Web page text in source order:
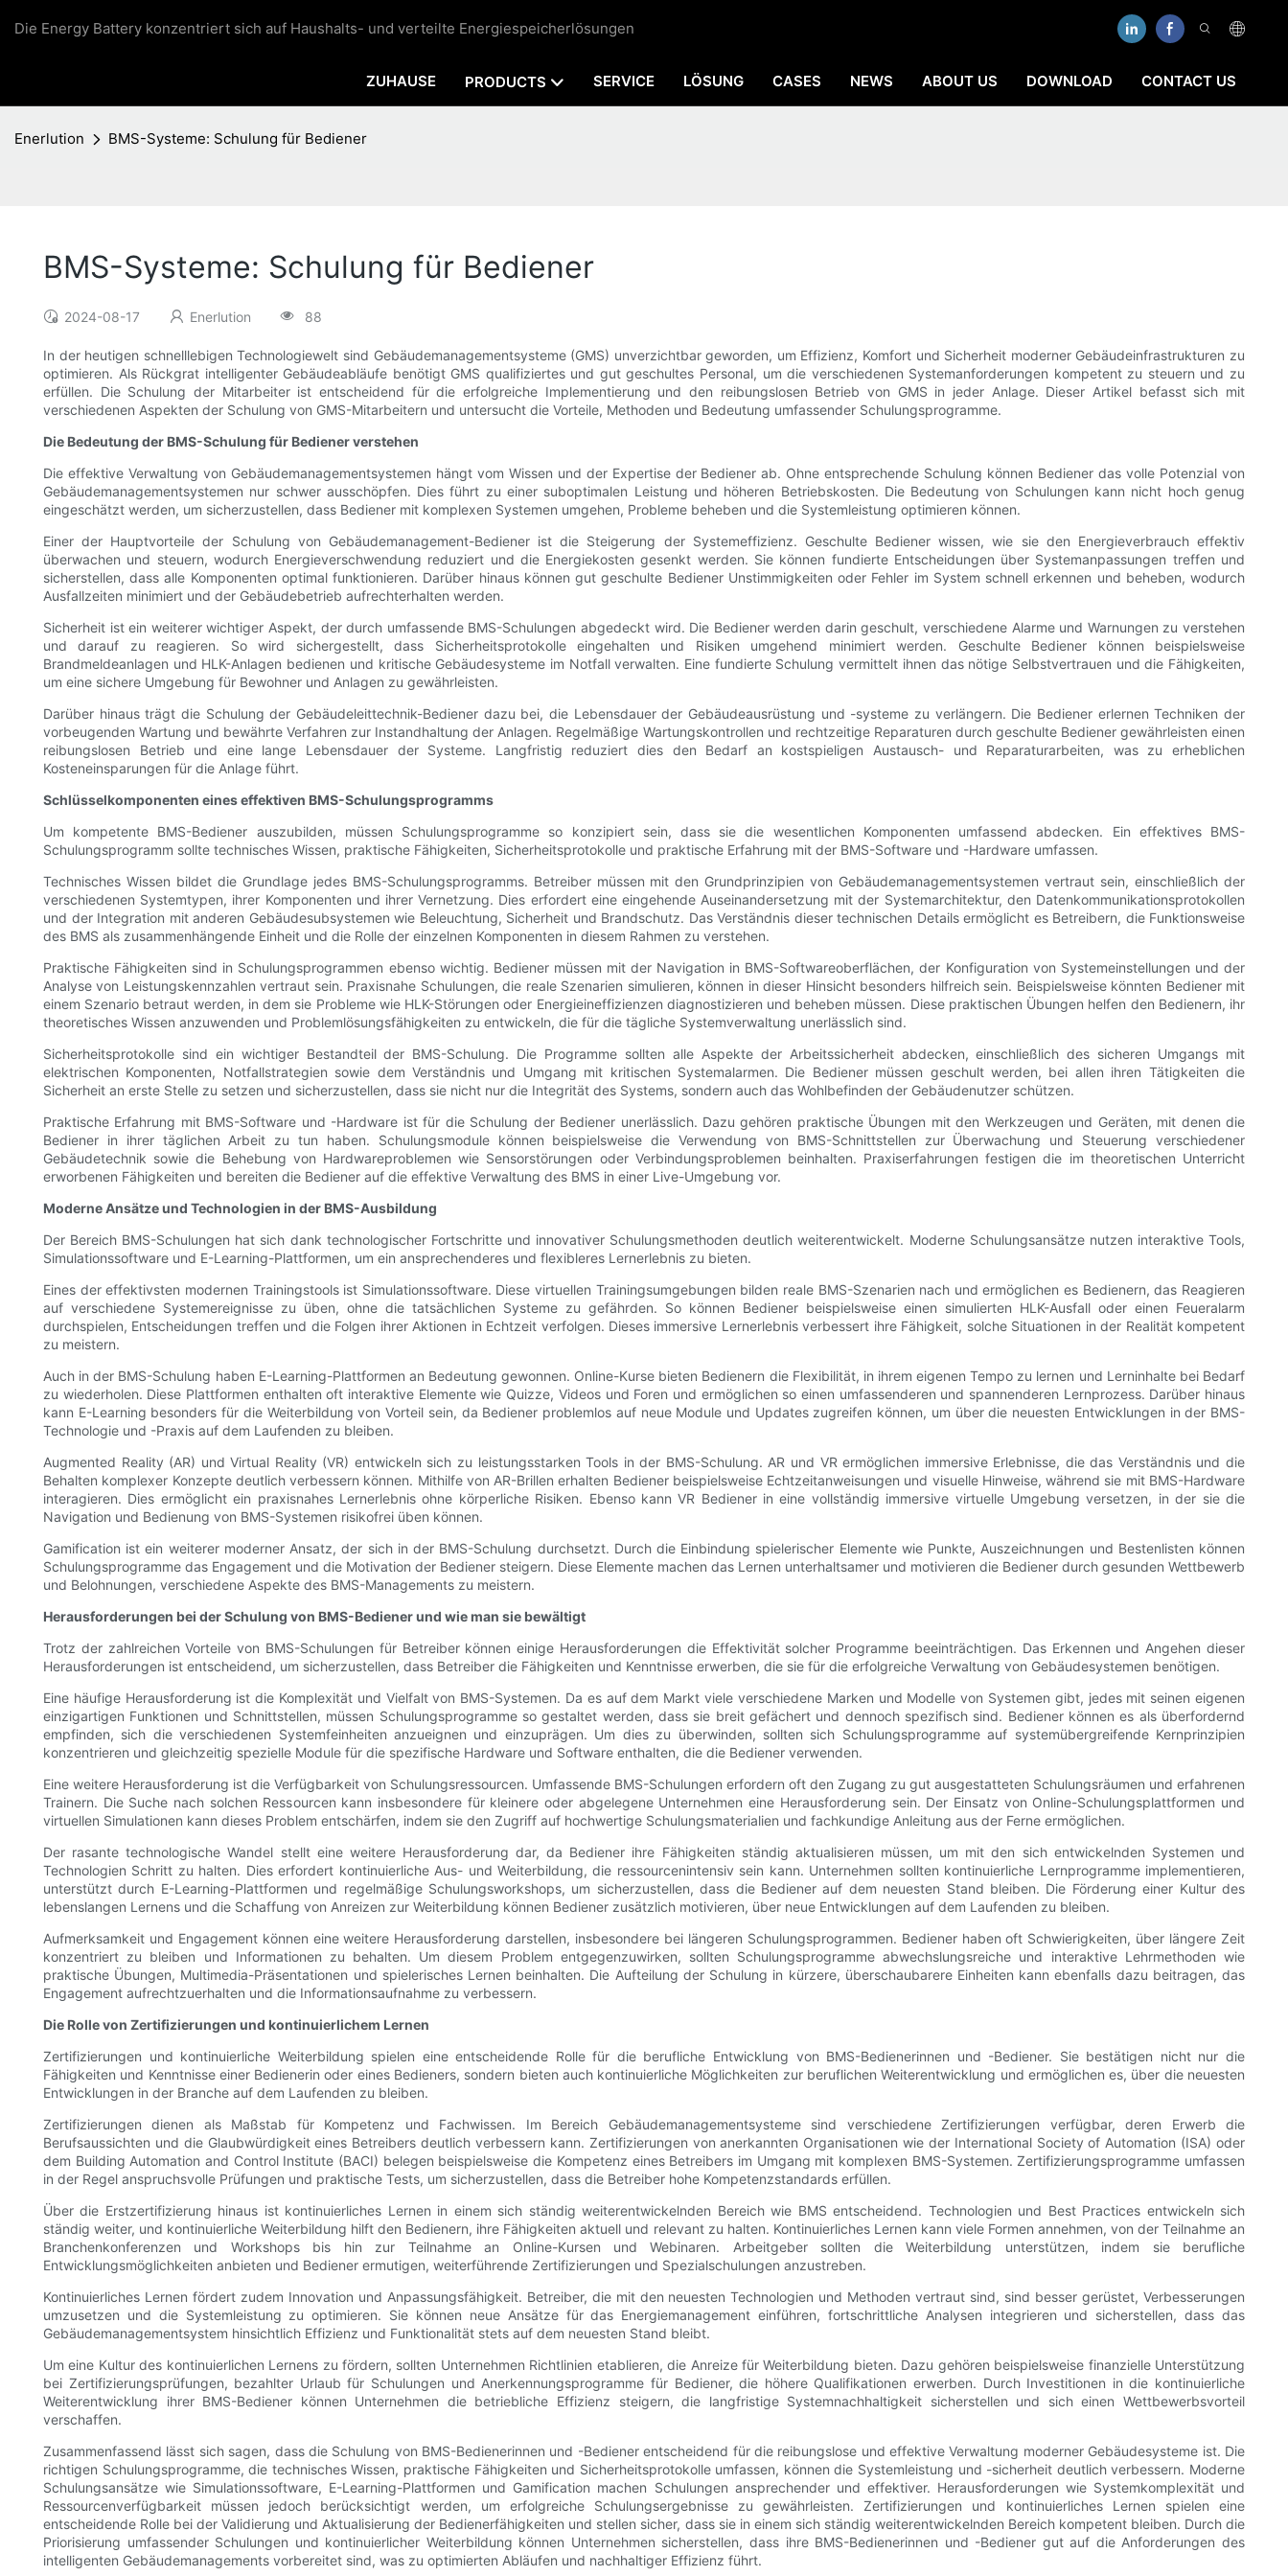
Die Energy Battery konzentriert sich auf Haushalts- und verteilte Energiespeicherlösungen
ZUHAUSE PRODUCTS SERVICE LÖSUNG CASES NEWS ABOUT US DOWNLOAD CONTACT US
Enerlution BMS-Systeme: Schulung für Bediener
BMS-Systeme: Schulung für Bediener
2024-08-17 Enerlution 88
In der heutigen schnelllebigen Technologiewelt sind Gebäudemanagementsysteme (GMS) unverzichtbar geworden, um Effizienz, Komfort und Sicherheit moderner Gebäudeinfrastrukturen zu
optimieren. Als Rückgrat intelligenter Gebäudeabläufe benötigt GMS qualifiziertes und gut geschultes Personal, um die verschiedenen Systemanforderungen kompetent zu steuern und zu
erfüllen. Die Schulung der Mitarbeiter ist entscheidend für die erfolgreiche Implementierung und den reibungslosen Betrieb von GMS in jeder Anlage. Dieser Artikel befasst sich mit
verschiedenen Aspekten der Schulung von GMS-Mitarbeitern und untersucht die Vorteile, Methoden und Bedeutung umfassender Schulungsprogramme.
Die Bedeutung der BMS-Schulung für Bediener verstehen
Die effektive Verwaltung von Gebäudemanagementsystemen hängt vom Wissen und der Expertise der Bediener ab. Ohne entsprechende Schulung können Bediener das volle Potenzial von
Gebäudemanagementsystemen nur schwer ausschöpfen. Dies führt zu einer suboptimalen Leistung und höheren Betriebskosten. Die Bedeutung von Schulungen kann nicht hoch genug
eingeschätzt werden, um sicherzustellen, dass Bediener mit komplexen Systemen umgehen, Probleme beheben und die Systemleistung optimieren können.
Einer der Hauptvorteile der Schulung von Gebäudemanagement-Bediener ist die Steigerung der Systemeffizienz. Geschulte Bediener wissen, wie sie den Energieverbrauch effektiv
überwachen und steuern, wodurch Energieverschwendung reduziert und die Energiekosten gesenkt werden. Sie können fundierte Entscheidungen über Systemanpassungen treffen und
sicherstellen, dass alle Komponenten optimal funktionieren. Darüber hinaus können gut geschulte Bediener Unstimmigkeiten oder Fehler im System schnell erkennen und beheben, wodurch
Ausfallzeiten minimiert und der Gebäudebetrieb aufrechterhalten werden.
Sicherheit ist ein weiterer wichtiger Aspekt, der durch umfassende BMS-Schulungen abgedeckt wird. Die Bediener werden darin geschult, verschiedene Alarme und Warnungen zu verstehen
und darauf zu reagieren. So wird sichergestellt, dass Sicherheitsprotokolle eingehalten und Risiken umgehend minimiert werden. Geschulte Bediener können beispielsweise
Brandmeldeanlagen und HLK-Anlagen bedienen und kritische Gebäudesysteme im Notfall verwalten. Eine fundierte Schulung vermittelt ihnen das nötige Selbstvertrauen und die Fähigkeiten,
um eine sichere Umgebung für Bewohner und Anlagen zu gewährleisten.
Darüber hinaus trägt die Schulung der Gebäudeleittechnik-Bediener dazu bei, die Lebensdauer der Gebäudeausrüstung und -systeme zu verlängern. Die Bediener erlernen Techniken der
vorbeugenden Wartung und bewährte Verfahren zur Instandhaltung der Anlagen. Regelmäßige Wartungskontrollen und rechtzeitige Reparaturen durch geschulte Bediener gewährleisten einen
reibungslosen Betrieb und eine lange Lebensdauer der Systeme. Langfristig reduziert dies den Bedarf an kostspieligen Austausch- und Reparaturarbeiten, was zu erheblichen
Kosteneinsparungen für die Anlage führt.
Schlüsselkomponenten eines effektiven BMS-Schulungsprogramms
Um kompetente BMS-Bediener auszubilden, müssen Schulungsprogramme so konzipiert sein, dass sie die wesentlichen Komponenten umfassend abdecken. Ein effektives BMS-
Schulungsprogramm sollte technisches Wissen, praktische Fähigkeiten, Sicherheitsprotokolle und praktische Erfahrung mit der BMS-Software und -Hardware umfassen.
Technisches Wissen bildet die Grundlage jedes BMS-Schulungsprogramms. Betreiber müssen mit den Grundprinzipien von Gebäudemanagementsystemen vertraut sein, einschließlich der
verschiedenen Systemtypen, ihrer Komponenten und ihrer Vernetzung. Dies erfordert eine eingehende Auseinandersetzung mit der Systemarchitektur, den Datenkommunikationsprotokollen
und der Integration mit anderen Gebäudesubsystemen wie Beleuchtung, Sicherheit und Brandschutz. Das Verständnis dieser technischen Details ermöglicht es Betreibern, die Funktionsweise
des BMS als zusammenhängende Einheit und die Rolle der einzelnen Komponenten in diesem Rahmen zu verstehen.
Praktische Fähigkeiten sind in Schulungsprogrammen ebenso wichtig. Bediener müssen mit der Navigation in BMS-Softwareoberflächen, der Konfiguration von Systemeinstellungen und der
Analyse von Leistungskennzahlen vertraut sein. Praxisnahe Schulungen, die reale Szenarien simulieren, können in dieser Hinsicht besonders hilfreich sein. Beispielsweise könnten Bediener mit
einem Szenario betraut werden, in dem sie Probleme wie HLK-Störungen oder Energieineffizienzen diagnostizieren und beheben müssen. Diese praktischen Übungen helfen den Bedienern, ihr
theoretisches Wissen anzuwenden und Problemlösungsfähigkeiten zu entwickeln, die für die tägliche Systemverwaltung unerlässlich sind.
Sicherheitsprotokolle sind ein wichtiger Bestandteil der BMS-Schulung. Die Programme sollten alle Aspekte der Arbeitssicherheit abdecken, einschließlich des sicheren Umgangs mit
elektrischen Komponenten, Notfallstrategien sowie dem Verständnis und Umgang mit kritischen Systemalarmen. Die Bediener müssen geschult werden, bei allen ihren Tätigkeiten die
Sicherheit an erste Stelle zu setzen und sicherzustellen, dass sie nicht nur die Integrität des Systems, sondern auch das Wohlbefinden der Gebäudenutzer schützen.
Praktische Erfahrung mit BMS-Software und -Hardware ist für die Schulung der Bediener unerlässlich. Dazu gehören praktische Übungen mit den Werkzeugen und Geräten, mit denen die
Bediener in ihrer täglichen Arbeit zu tun haben. Schulungsmodule können beispielsweise die Verwendung von BMS-Schnittstellen zur Überwachung und Steuerung verschiedener
Gebäudetechnik sowie die Behebung von Hardwareproblemen wie Sensorstörungen oder Verbindungsproblemen beinhalten. Praxiserfahrungen festigen die im theoretischen Unterricht
erworbenen Fähigkeiten und bereiten die Bediener auf die effektive Verwaltung des BMS in einer Live-Umgebung vor.
Moderne Ansätze und Technologien in der BMS-Ausbildung
Der Bereich BMS-Schulungen hat sich dank technologischer Fortschritte und innovativer Schulungsmethoden deutlich weiterentwickelt. Moderne Schulungsansätze nutzen interaktive Tools,
Simulationssoftware und E-Learning-Plattformen, um ein ansprechenderes und flexibleres Lernerlebnis zu bieten.
Eines der effektivsten modernen Trainingstools ist Simulationssoftware. Diese virtuellen Trainingsumgebungen bilden reale BMS-Szenarien nach und ermöglichen es Bedienern, das Reagieren
auf verschiedene Systemereignisse zu üben, ohne die tatsächlichen Systeme zu gefährden. So können Bediener beispielsweise einen simulierten HLK-Ausfall oder einen Feueralarm
durchspielen, Entscheidungen treffen und die Folgen ihrer Aktionen in Echtzeit verfolgen. Dieses immersive Lernerlebnis verbessert ihre Fähigkeit, solche Situationen in der Realität kompetent
zu meistern.
Auch in der BMS-Schulung haben E-Learning-Plattformen an Bedeutung gewonnen. Online-Kurse bieten Bedienern die Flexibilität, in ihrem eigenen Tempo zu lernen und Lerninhalte bei Bedarf
zu wiederholen. Diese Plattformen enthalten oft interaktive Elemente wie Quizze, Videos und Foren und ermöglichen so einen umfassenderen und spannenderen Lernprozess. Darüber hinaus
kann E-Learning besonders für die Weiterbildung von Vorteil sein, da Bediener problemlos auf neue Module und Updates zugreifen können, um über die neuesten Entwicklungen in der BMS-
Technologie und -Praxis auf dem Laufenden zu bleiben.
Augmented Reality (AR) und Virtual Reality (VR) entwickeln sich zu leistungsstarken Tools in der BMS-Schulung. AR und VR ermöglichen immersive Erlebnisse, die das Verständnis und die
Behalten komplexer Konzepte deutlich verbessern können. Mithilfe von AR-Brillen erhalten Bediener beispielsweise Echtzeitanweisungen und visuelle Hinweise, während sie mit BMS-Hardware
interagieren. Dies ermöglicht ein praxisnahes Lernerlebnis ohne körperliche Risiken. Ebenso kann VR Bediener in eine vollständig immersive virtuelle Umgebung versetzen, in der sie die
Navigation und Bedienung von BMS-Systemen risikofrei üben können.
Gamification ist ein weiterer moderner Ansatz, der sich in der BMS-Schulung durchsetzt. Durch die Einbindung spielerischer Elemente wie Punkte, Auszeichnungen und Bestenlisten können
Schulungsprogramme das Engagement und die Motivation der Bediener steigern. Diese Elemente machen das Lernen unterhaltsamer und motivieren die Bediener durch gesunden Wettbewerb
und Belohnungen, verschiedene Aspekte des BMS-Managements zu meistern.
Herausforderungen bei der Schulung von BMS-Bediener und wie man sie bewältigt
Trotz der zahlreichen Vorteile von BMS-Schulungen für Betreiber können einige Herausforderungen die Effektivität solcher Programme beeinträchtigen. Das Erkennen und Angehen dieser
Herausforderungen ist entscheidend, um sicherzustellen, dass Betreiber die Fähigkeiten und Kenntnisse erwerben, die sie für die erfolgreiche Verwaltung von Gebäudesystemen benötigen.
Eine häufige Herausforderung ist die Komplexität und Vielfalt von BMS-Systemen. Da es auf dem Markt viele verschiedene Marken und Modelle von Systemen gibt, jedes mit seinen eigenen
einzigartigen Funktionen und Schnittstellen, müssen Schulungsprogramme so gestaltet werden, dass sie breit gefächert und dennoch spezifisch sind. Bediener können es als überfordernd
empfinden, sich die verschiedenen Systemfeinheiten anzueignen und einzuprägen. Um dies zu überwinden, sollten sich Schulungsprogramme auf systemübergreifende Kernprinzipien
konzentrieren und gleichzeitig spezielle Module für die spezifische Hardware und Software enthalten, die die Bediener verwenden.
Eine weitere Herausforderung ist die Verfügbarkeit von Schulungsressourcen. Umfassende BMS-Schulungen erfordern oft den Zugang zu gut ausgestatteten Schulungsräumen und erfahrenen
Trainern. Die Suche nach solchen Ressourcen kann insbesondere für kleinere oder abgelegene Unternehmen eine Herausforderung sein. Der Einsatz von Online-Schulungsplattformen und
virtuellen Simulationen kann dieses Problem entschärfen, indem sie den Zugriff auf hochwertige Schulungsmaterialien und fachkundige Anleitung aus der Ferne ermöglichen.
Der rasante technologische Wandel stellt eine weitere Herausforderung dar, da Bediener ihre Fähigkeiten ständig aktualisieren müssen, um mit den sich entwickelnden Systemen und
Technologien Schritt zu halten. Dies erfordert kontinuierliche Aus- und Weiterbildung, die ressourcenintensiv sein kann. Unternehmen sollten kontinuierliche Lernprogramme implementieren,
unterstützt durch E-Learning-Plattformen und regelmäßige Schulungsworkshops, um sicherzustellen, dass die Bediener auf dem neuesten Stand bleiben. Die Förderung einer Kultur des
lebenslangen Lernens und die Schaffung von Anreizen zur Weiterbildung können Bediener zusätzlich motivieren, über neue Entwicklungen auf dem Laufenden zu bleiben.
Aufmerksamkeit und Engagement können eine weitere Herausforderung darstellen, insbesondere bei längeren Schulungsprogrammen. Bediener haben oft Schwierigkeiten, über längere Zeit
konzentriert zu bleiben und Informationen zu behalten. Um diesem Problem entgegenzuwirken, sollten Schulungsprogramme abwechslungsreiche und interaktive Lehrmethoden wie
praktische Übungen, Multimedia-Präsentationen und spielerisches Lernen beinhalten. Die Aufteilung der Schulung in kürzere, überschaubarere Einheiten kann ebenfalls dazu beitragen, das
Engagement aufrechtzuerhalten und die Informationsaufnahme zu verbessern.
Die Rolle von Zertifizierungen und kontinuierlichem Lernen
Zertifizierungen und kontinuierliche Weiterbildung spielen eine entscheidende Rolle für die berufliche Entwicklung von BMS-Bedienerinnen und -Bediener. Sie bestätigen nicht nur die
Fähigkeiten und Kenntnisse einer Bedienerin oder eines Bedieners, sondern bieten auch kontinuierliche Möglichkeiten zur beruflichen Weiterentwicklung und ermöglichen es, über die neuesten
Entwicklungen in der Branche auf dem Laufenden zu bleiben.
Zertifizierungen dienen als Maßstab für Kompetenz und Fachwissen. Im Bereich Gebäudemanagementsysteme sind verschiedene Zertifizierungen verfügbar, deren Erwerb die
Berufsaussichten und die Glaubwürdigkeit eines Betreibers deutlich verbessern kann. Zertifizierungen von anerkannten Organisationen wie der International Society of Automation (ISA) oder
dem Building Automation and Control Institute (BACI) belegen beispielsweise die Kompetenz eines Betreibers im Umgang mit komplexen BMS-Systemen. Zertifizierungsprogramme umfassen
in der Regel anspruchsvolle Prüfungen und praktische Tests, um sicherzustellen, dass die Betreiber hohe Kompetenzstandards erfüllen.
Über die Erstzertifizierung hinaus ist kontinuierliches Lernen in einem sich ständig weiterentwickelnden Bereich wie BMS entscheidend. Technologien und Best Practices entwickeln sich
ständig weiter, und kontinuierliche Weiterbildung hilft den Bedienern, ihre Fähigkeiten aktuell und relevant zu halten. Kontinuierliches Lernen kann viele Formen annehmen, von der Teilnahme an
Branchenkonferenzen und Workshops bis hin zur Teilnahme an Online-Kursen und Webinaren. Arbeitgeber sollten die Weiterbildung unterstützen, indem sie berufliche
Entwicklungsmöglichkeiten anbieten und Bediener ermutigen, weiterführende Zertifizierungen und Spezialschulungen anzustreben.
Kontinuierliches Lernen fördert zudem Innovation und Anpassungsfähigkeit. Betreiber, die mit den neuesten Technologien und Methoden vertraut sind, sind besser gerüstet, Verbesserungen
umzusetzen und die Systemleistung zu optimieren. Sie können neue Ansätze für das Energiemanagement einführen, fortschrittliche Analysen integrieren und sicherstellen, dass das
Gebäudemanagementsystem hinsichtlich Effizienz und Funktionalität stets auf dem neuesten Stand bleibt.
Um eine Kultur des kontinuierlichen Lernens zu fördern, sollten Unternehmen Richtlinien etablieren, die Anreize für Weiterbildung bieten. Dazu gehören beispielsweise finanzielle Unterstützung
bei Zertifizierungsprüfungen, bezahlter Urlaub für Schulungen und Anerkennungsprogramme für Bediener, die höhere Qualifikationen erwerben. Durch Investitionen in die kontinuierliche
Weiterentwicklung ihrer BMS-Bediener können Unternehmen die betriebliche Effizienz steigern, die langfristige Systemnachhaltigkeit sicherstellen und sich einen Wettbewerbsvorteil
verschaffen.
Zusammenfassend lässt sich sagen, dass die Schulung von BMS-Bedienerinnen und -Bediener entscheidend für die reibungslose und effektive Verwaltung moderner Gebäudesysteme ist. Die
richtigen Schulungsprogramme, die technisches Wissen, praktische Fähigkeiten und Sicherheitsprotokolle umfassen, können die Systemleistung und -sicherheit deutlich verbessern. Moderne
Schulungsansätze wie Simulationssoftware, E-Learning-Plattformen und Gamification machen Schulungen ansprechender und effektiver. Herausforderungen wie Systemkomplexität und
Ressourcenverfügbarkeit müssen jedoch berücksichtigt werden, um erfolgreiche Schulungsergebnisse zu gewährleisten. Zertifizierungen und kontinuierliches Lernen spielen eine
entscheidende Rolle bei der Validierung und Aktualisierung der Bedienerfähigkeiten und stellen sicher, dass sie in einem sich ständig weiterentwickelnden Bereich kompetent bleiben. Durch die
Priorisierung umfassender Schulungen und kontinuierlicher Weiterbildung können Unternehmen sicherstellen, dass ihre BMS-Bedienerinnen und -Bediener gut auf die Anforderungen des
intelligenten Gebäudemanagements vorbereitet sind, was zu optimierten Abläufen und nachhaltiger Effizienz führt.